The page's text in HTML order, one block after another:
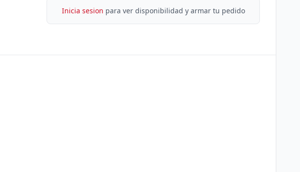
Inicia sesion para ver disponibilidad y armar tu pedido